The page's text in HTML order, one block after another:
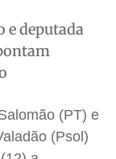
e deputada
(PT) e
(Psol)